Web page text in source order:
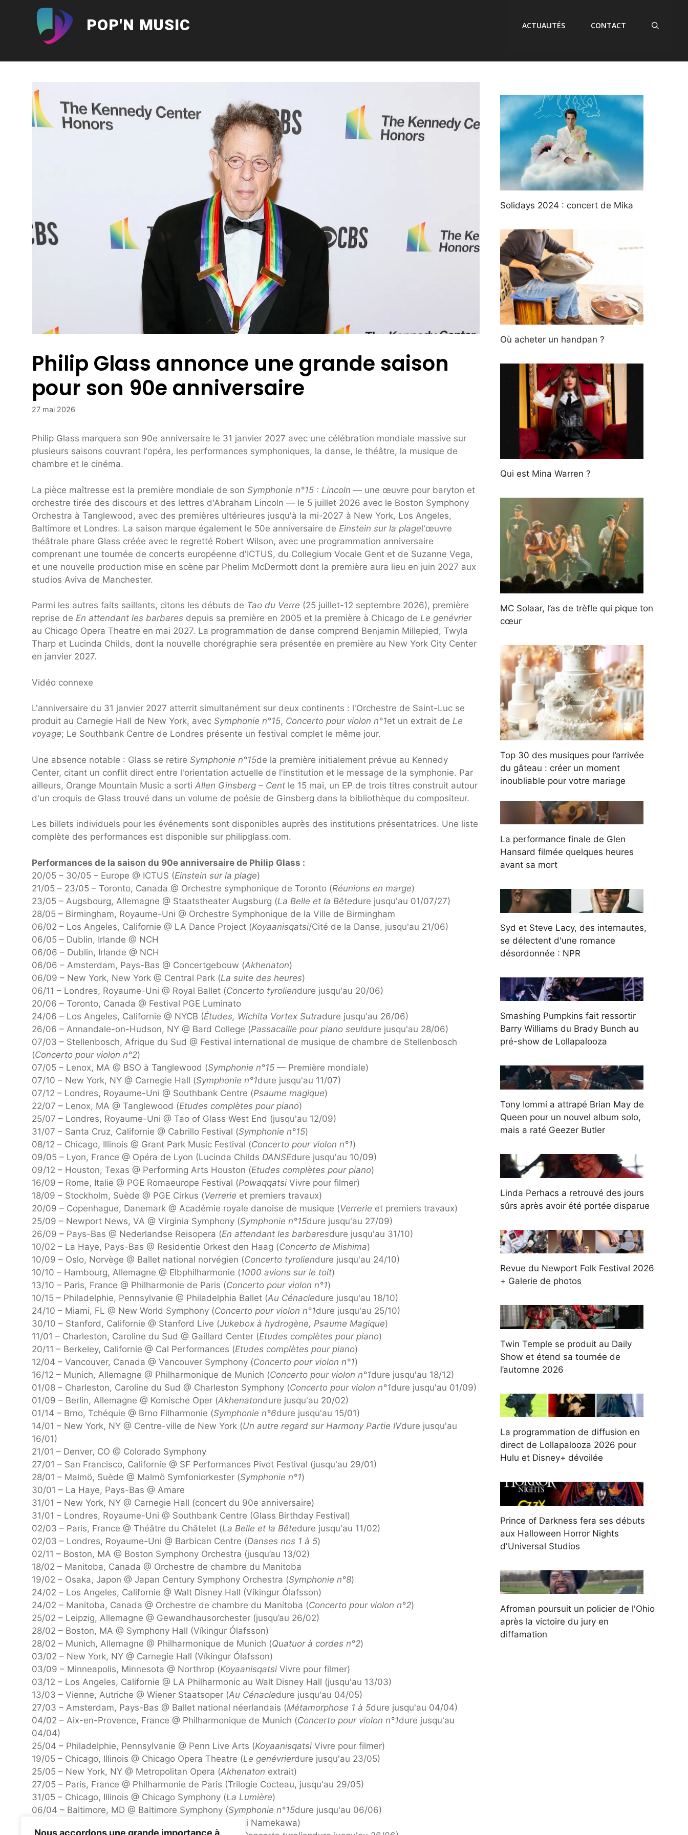
Nous accordons une grande importance à
POP'N MUSIC ACTUALITÉS CONTACT
Philip Glass annonce une grande saison
pour son 90e anniversaire
27 mai 2026
Philip Glass marquera son 90e anniversaire le 31 janvier 2027 avec une célébration mondiale massive sur
plusieurs saisons couvrant l'opéra, les performances symphoniques, la danse, le théâtre, la musique de
chambre et le cinéma.
La pièce maîtresse est la première mondiale de son Symphonie n°15 : Lincoln — une œuvre pour baryton et
orchestre tirée des discours et des lettres d'Abraham Lincoln — le 5 juillet 2026 avec le Boston Symphony
Orchestra à Tanglewood, avec des premières ultérieures jusqu'à la mi-2027 à New York, Los Angeles,
Baltimore et Londres. La saison marque également le 50e anniversaire de Einstein sur la plagel'œuvre
théâtrale phare Glass créée avec le regretté Robert Wilson, avec une programmation anniversaire
comprenant une tournée de concerts européenne d'ICTUS, du Collegium Vocale Gent et de Suzanne Vega,
et une nouvelle production mise en scène par Phelim McDermott dont la première aura lieu en juin 2027 aux
studios Aviva de Manchester.
Parmi les autres faits saillants, citons les débuts de Tao du Verre (25 juillet-12 septembre 2026), première
reprise de En attendant les barbares depuis sa première en 2005 et la première à Chicago de Le genévrier
au Chicago Opera Theatre en mai 2027. La programmation de danse comprend Benjamin Millepied, Twyla
Tharp et Lucinda Childs, dont la nouvelle chorégraphie sera présentée en première au New York City Center
en janvier 2027.
Vidéo connexe
L'anniversaire du 31 janvier 2027 atterrit simultanément sur deux continents : l'Orchestre de Saint-Luc se
produit au Carnegie Hall de New York, avec Symphonie n°15, Concerto pour violon n°1et un extrait de Le
voyage; Le Southbank Centre de Londres présente un festival complet le même jour.
Une absence notable : Glass se retire Symphonie n°15de la première initialement prévue au Kennedy
Center, citant un conflit direct entre l'orientation actuelle de l'institution et le message de la symphonie. Par
ailleurs, Orange Mountain Music a sorti Allen Ginsberg – Cent le 15 mai, un EP de trois titres construit autour
d'un croquis de Glass trouvé dans un volume de poésie de Ginsberg dans la bibliothèque du compositeur.
Les billets individuels pour les événements sont disponibles auprès des institutions présentatrices. Une liste
complète des performances est disponible sur philipglass.com.
Performances de la saison du 90e anniversaire de Philip Glass :
20/05 – 30/05 – Europe @ ICTUS (Einstein sur la plage)
21/05 – 23/05 – Toronto, Canada @ Orchestre symphonique de Toronto (Réunions en marge)
23/05 – Augsbourg, Allemagne @ Staatstheater Augsburg (La Belle et la Bêtedure jusqu'au 01/07/27)
28/05 – Birmingham, Royaume-Uni @ Orchestre Symphonique de la Ville de Birmingham
06/02 – Los Angeles, Californie @ LA Dance Project (Koyaanisqatsi/Cité de la Danse, jusqu'au 21/06)
06/05 – Dublin, Irlande @ NCH
06/06 – Dublin, Irlande @ NCH
06/06 – Amsterdam, Pays-Bas @ Concertgebouw (Akhenaton)
06/09 – New York, New York @ Central Park (La suite des heures)
06/11 – Londres, Royaume-Uni @ Royal Ballet (Concerto tyroliendure jusqu'au 20/06)
20/06 – Toronto, Canada @ Festival PGE Luminato
24/06 – Los Angeles, Californie @ NYCB (Études, Wichita Vortex Sutradure jusqu'au 26/06)
26/06 – Annandale-on-Hudson, NY @ Bard College (Passacaille pour piano seuldure jusqu'au 28/06)
07/03 – Stellenbosch, Afrique du Sud @ Festival international de musique de chambre de Stellenbosch
(Concerto pour violon n°2)
07/05 – Lenox, MA @ BSO à Tanglewood (Symphonie n°15 — Première mondiale)
07/10 – New York, NY @ Carnegie Hall (Symphonie n°1dure jusqu'au 11/07)
07/12 – Londres, Royaume-Uni @ Southbank Centre (Psaume magique)
22/07 – Lenox, MA @ Tanglewood (Etudes complètes pour piano)
25/07 – Londres, Royaume-Uni @ Tao of Glass West End (jusqu'au 12/09)
31/07 – Santa Cruz, Californie @ Cabrillo Festival (Symphonie n°15)
08/12 – Chicago, Illinois @ Grant Park Music Festival (Concerto pour violon n°1)
09/05 – Lyon, France @ Opéra de Lyon (Lucinda Childs DANSEdure jusqu'au 10/09)
09/12 – Houston, Texas @ Performing Arts Houston (Etudes complètes pour piano)
16/09 – Rome, Italie @ PGE Romaeurope Festival (Powaqqatsi Vivre pour filmer)
18/09 – Stockholm, Suède @ PGE Cirkus (Verrerie et premiers travaux)
20/09 – Copenhague, Danemark @ Académie royale danoise de musique (Verrerie et premiers travaux)
25/09 – Newport News, VA @ Virginia Symphony (Symphonie n°15dure jusqu'au 27/09)
26/09 – Pays-Bas @ Nederlandse Reisopera (En attendant les barbaresdure jusqu'au 31/10)
10/02 – La Haye, Pays-Bas @ Residentie Orkest den Haag (Concerto de Mishima)
10/09 – Oslo, Norvège @ Ballet national norvégien (Concerto tyroliendure jusqu'au 24/10)
10/10 – Hambourg, Allemagne @ Elbphilharmonie (1000 avions sur le toit)
13/10 – Paris, France @ Philharmonie de Paris (Concerto pour violon n°1)
10/15 – Philadelphie, Pennsylvanie @ Philadelphia Ballet (Au Cénacledure jusqu'au 18/10)
24/10 – Miami, FL @ New World Symphony (Concerto pour violon n°1dure jusqu'au 25/10)
30/10 – Stanford, Californie @ Stanford Live (Jukebox à hydrogène, Psaume Magique)
11/01 – Charleston, Caroline du Sud @ Gaillard Center (Etudes complètes pour piano)
20/11 – Berkeley, Californie @ Cal Performances (Etudes complètes pour piano)
12/04 – Vancouver, Canada @ Vancouver Symphony (Concerto pour violon n°1)
16/12 – Munich, Allemagne @ Philharmonique de Munich (Concerto pour violon n°1dure jusqu'au 18/12)
01/08 – Charleston, Caroline du Sud @ Charleston Symphony (Concerto pour violon n°1dure jusqu'au 01/09)
01/09 – Berlin, Allemagne @ Komische Oper (Akhenatondure jusqu'au 20/02)
01/14 – Brno, Tchéquie @ Brno Filharmonie (Symphonie n°6dure jusqu'au 15/01)
14/01 – New York, NY @ Centre-ville de New York (Un autre regard sur Harmony Partie IVdure jusqu'au
16/01)
21/01 – Denver, CO @ Colorado Symphony
27/01 – San Francisco, Californie @ SF Performances Pivot Festival (jusqu'au 29/01)
28/01 – Malmö, Suède @ Malmö Symfoniorkester (Symphonie n°1)
30/01 – La Haye, Pays-Bas @ Amare
31/01 – New York, NY @ Carnegie Hall (concert du 90e anniversaire)
31/01 – Londres, Royaume-Uni @ Southbank Centre (Glass Birthday Festival)
02/03 – Paris, France @ Théâtre du Châtelet (La Belle et la Bêtedure jusqu'au 11/02)
02/03 – Londres, Royaume-Uni @ Barbican Centre (Danses nos 1 à 5)
02/11 – Boston, MA @ Boston Symphony Orchestra (jusqu’au 13/02)
18/02 – Manitoba, Canada @ Orchestre de chambre du Manitoba
19/02 – Osaka, Japon @ Japan Century Symphony Orchestra (Symphonie n°8)
24/02 – Los Angeles, Californie @ Walt Disney Hall (Víkingur Ólafsson)
24/02 – Manitoba, Canada @ Orchestre de chambre du Manitoba (Concerto pour violon n°2)
25/02 – Leipzig, Allemagne @ Gewandhausorchester (jusqu’au 26/02)
28/02 – Boston, MA @ Symphony Hall (Víkingur Ólafsson)
28/02 – Munich, Allemagne @ Philharmonique de Munich (Quatuor à cordes n°2)
03/02 – New York, NY @ Carnegie Hall (Víkingur Ólafsson)
03/09 – Minneapolis, Minnesota @ Northrop (Koyaanisqatsi Vivre pour filmer)
03/12 – Los Angeles, Californie @ LA Philharmonic au Walt Disney Hall (jusqu'au 13/03)
13/03 – Vienne, Autriche @ Wiener Staatsoper (Au Cénacledure jusqu'au 04/05)
27/03 – Amsterdam, Pays-Bas @ Ballet national néerlandais (Métamorphose 1 à 5dure jusqu'au 04/04)
04/02 – Aix-en-Provence, France @ Philharmonique de Munich (Concerto pour violon n°1dure jusqu'au
04/04)
25/04 – Philadelphie, Pennsylvanie @ Penn Live Arts (Koyaanisqatsi Vivre pour filmer)
19/05 – Chicago, Illinois @ Chicago Opera Theatre (Le genévrierdure jusqu'au 23/05)
25/05 – New York, NY @ Metropolitan Opera (Akhenaton extrait)
27/05 – Paris, France @ Philharmonie de Paris (Trilogie Cocteau, jusqu'au 29/05)
31/05 – Chicago, Illinois @ Chicago Symphony (La Lumière)
06/04 – Baltimore, MD @ Baltimore Symphony (Symphonie n°15dure jusqu'au 06/06)
06/07 – Paris, France @ Philharmonie de Paris (Maki Namekawa)
Solidays 2024 : concert de Mika
Où acheter un handpan ?
Qui est Mina Warren ?
MC Solaar, l’as de trèfle qui pique ton
cœur
Top 30 des musiques pour l’arrivée
du gâteau : créer un moment
inoubliable pour votre mariage
La performance finale de Glen
Hansard filmée quelques heures
avant sa mort
Syd et Steve Lacy, des internautes,
se délectent d'une romance
désordonnée : NPR
Smashing Pumpkins fait ressortir
Barry Williams du Brady Bunch au
pré-show de Lollapalooza
Tony Iommi a attrapé Brian May de
Queen pour un nouvel album solo,
mais a raté Geezer Butler
Linda Perhacs a retrouvé des jours
sûrs après avoir été portée disparue
Revue du Newport Folk Festival 2026
+ Galerie de photos
Twin Temple se produit au Daily
Show et étend sa tournée de
l’automne 2026
La programmation de diffusion en
direct de Lollapalooza 2026 pour
Hulu et Disney+ dévoilée
Prince of Darkness fera ses débuts
aux Halloween Horror Nights
d'Universal Studios
Afroman poursuit un policier de l'Ohio
après la victoire du jury en
diffamation